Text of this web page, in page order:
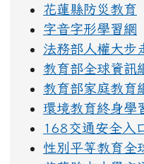
花蓮縣防災教育
字音字形學習網
法務部人權大步
教育部全球資訊
教育部家庭教育
環境教育終身學
168交通安全入
性別平等教育全